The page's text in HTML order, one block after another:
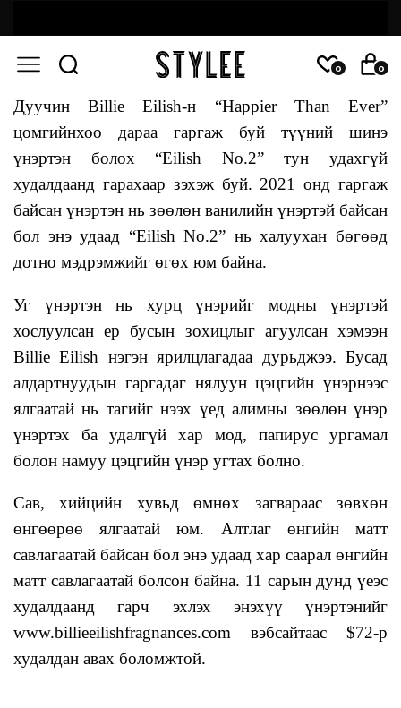
0 0
Дуучин Billie Eilish-н “Happier Than Ever”
цомгийнхоо дараа гаргаж буй түүний шинэ
үнэртэн болох “Eilish No.2” тун удахгүй
худалдаанд гарахаар зэхэж буй. 2021 онд гаргаж
байсан үнэртэн нь зөөлөн ванилийн үнэртэй байсан
бол энэ удаад “Eilish No.2” нь халуухан бөгөөд
дотно мэдрэмжийг өгөх юм байна.
Уг үнэртэн нь хурц үнэрийг модны үнэртэй
хослуулсан ер бусын зохицлыг агуулсан хэмээн
Billie Eilish нэгэн ярилцлагадаа дурьджээ. Бусад
алдартнуудын гаргадаг нялуун цэцгийн үнэрнээс
ялгаатай нь тагийг нээх үед алимны зөөлөн үнэр
үнэртэх ба удалгүй хар мод, папирус ургамал
болон намуу цэцгийн үнэр угтах болно.
Сав, хийцийн хувьд өмнөх загвараас зөвхөн
өнгөөрөө ялгаатай юм. Алтлаг өнгийн матт
савлагаатай байсан бол энэ удаад хар саарал өнгийн
матт савлагаатай болсон байна. 11 сарын дунд үеэс
худалдаанд гарч эхлэх энэхүү үнэртэнийг
www.billieeilishfragnances.com вэбсайтаас $72-р
худалдан авах боломжтой.